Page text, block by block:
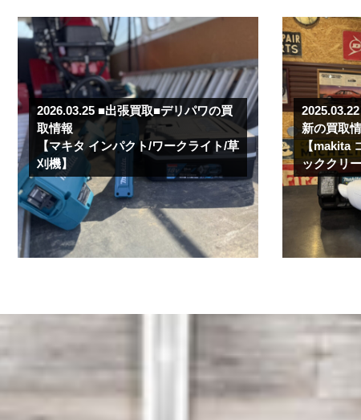
2026.03.25■出張買取■デリパワの買
取情報
【マキタ インパクト/ワークライト/草
刈機】
新の買取
【makita
ッククリー